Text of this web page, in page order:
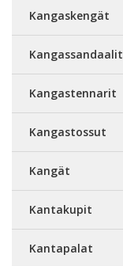
Kangaskengät
Kangassandaalit
Kangastennarit
Kangastossut
Kangät
Kantakupit
Kantapalat